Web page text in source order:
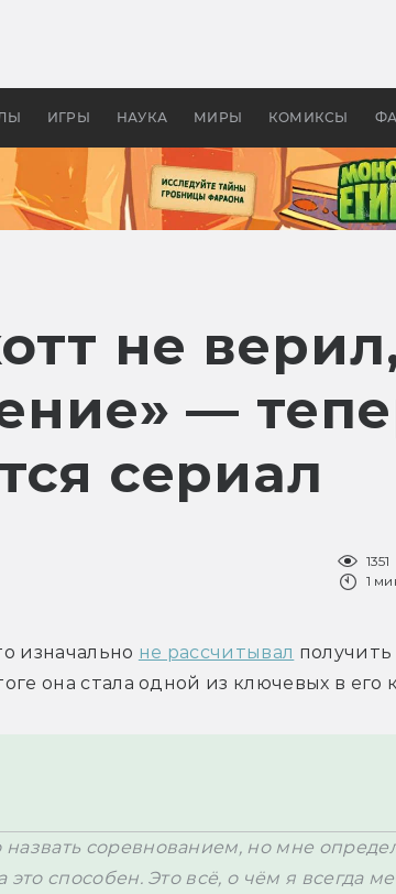
ИГРЫ НАУКА МИРЫ КОМИКСЫ
апокалипсис, в России —
не
—
сериал
1351
1
изначально не рассчитывал получить
она стала одной из ключевых в его
соревнованием, но мне
это способен. Это всё, о чём я всегда